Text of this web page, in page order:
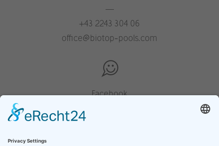
—
+43 2243 304 06
office@biotop-pools.com
Facebook